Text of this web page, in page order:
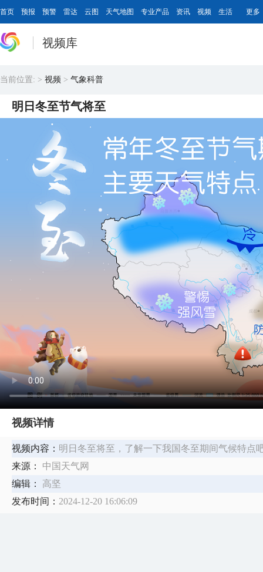
首页 预报 预警 雷达 云图 天气地图 专业产品 资讯 视频 生活 更多
视频库
当前位置: > 视频 > 气象科普
明日冬至节气将至
视频详情
视频内容： 明日冬至将至，了解一下我国冬至期间气候特点
来源：
中国天气网
编辑：
高坚
发布时间： 2024-12-20 16:06:09